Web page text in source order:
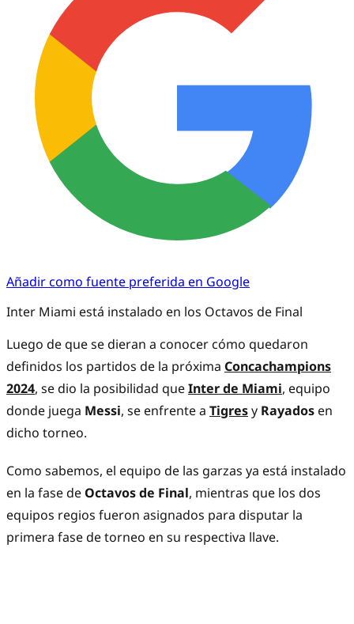
Añadir como fuente preferida en Google
Inter Miami está instalado en los Octavos de Final
Luego de que se dieran a conocer cómo quedaron
definidos los partidos de la próxima Concachampions
2024, se dio la posibilidad queInter de Miami, equipo
donde juega Messi, se enfrente a Tigresy Rayados en
dicho torneo.
Como sabemos, el equipo de las garzas ya está instalado
en la fase deOctavos de Final, mientras que los dos
equipos regios fueron asignados para disputar la
primera fase de torneo en su respectiva llave.